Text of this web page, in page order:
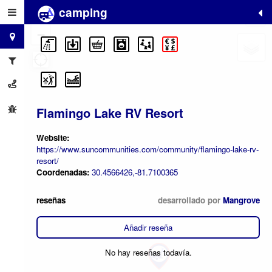
camping
Flamingo Lake RV Resort
Website:
https://www.suncommunities.com/community/flamingo-lake-rv-
resort/
Coordenadas: 30.4566426,-81.7100365
reseñas desarrollado por Mangrove
Añadir reseña
No hay reseñas todavía.
+
−